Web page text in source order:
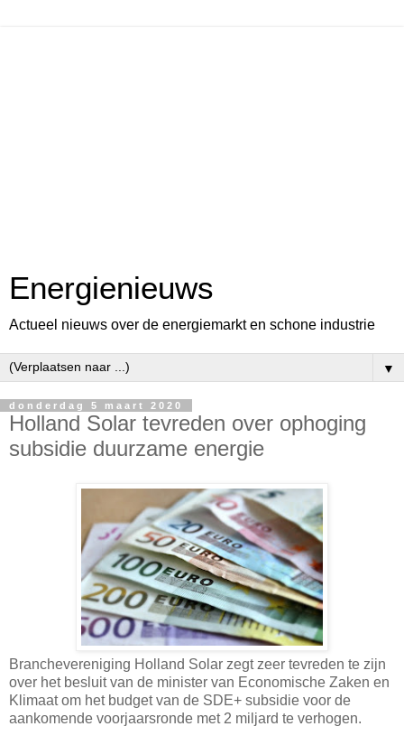
Energienieuws
Actueel nieuws over de energiemarkt en schone industrie
▼
donderdag 5 maart 2020
Holland Solar tevreden over ophoging
subsidie duurzame energie
Branchevereniging Holland Solar zegt zeer tevreden te zijn
over het besluit van de minister van Economische Zaken en
Klimaat om het budget van de SDE+ subsidie voor de
aankomende voorjaarsronde met 2 miljard te verhogen.